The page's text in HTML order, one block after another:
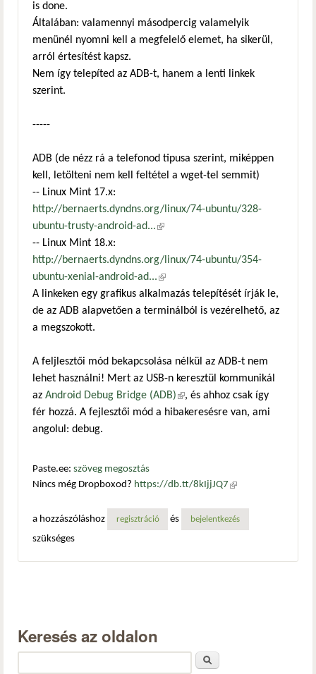
is done.
Általában: valamennyi másodpercig valamelyik
menünél nyomni kell a megfelelő elemet, ha sikerül,
arról értesítést kapsz.
Nem így telepíted az ADB-t, hanem a lenti linkek
szerint.
-----
ADB (de nézz rá a telefonod tipusa szerint, miképpen
kell, letölteni nem kell feltétel a wget-tel semmit)
-- Linux Mint 17.x:
http://bernaerts.dyndns.org/linux/74-ubuntu/328-
ubuntu-trusty-android-ad...(külső hivatkozás)
-- Linux Mint 18.x:
http://bernaerts.dyndns.org/linux/74-ubuntu/354-
ubuntu-xenial-android-ad...(külső hivatkozás)
A linkeken egy grafikus alkalmazás telepítését írják le,
de az ADB alapvetően a terminálból is vezérelhető, az
a megszokott.
A feljlesztői mód bekapcsolása nélkül az ADB-t nem
lehet használni! Mert az USB-n keresztül kommunikál
az Android Debug Bridge (ADB)(külső hivatkozás)
, és ahhoz csak így
fér hozzá. A fejlesztői mód a hibakeresésre van, ami
angolul: debug.
Paste.ee: szöveg megosztás
Nincs még Dropboxod? https://db.tt/8kIjjJQ7 (külső
a hozzászóláshoz
regisztráció és bejelentkezés
szükséges
Keresés az oldalon